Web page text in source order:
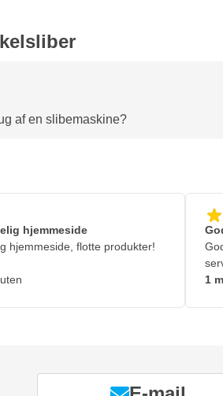
af en slibemaskine?
hjemmeside
hjemmeside, flotte produkter!
1